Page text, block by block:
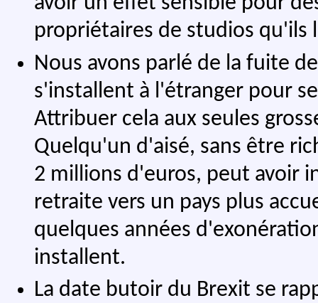
propriétaires de studios qu'ils
Nous avons parlé de la fuite
s'installent à l'étranger pour
Attribuer cela aux seules
Quelqu'un d'aisé, sans être
2 millions d'euros, peut avoir
retraite vers un pays plus
quelques années
installent.
La date butoir du Brexit se